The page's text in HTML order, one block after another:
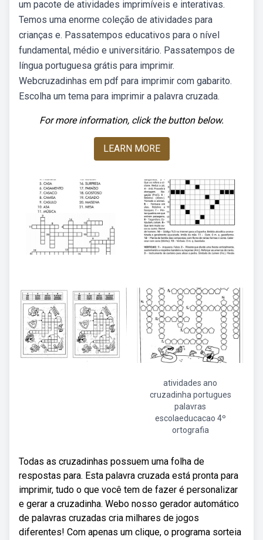
um pacote de atividades imprimíveis e interativas.
Temos uma enorme coleção de atividades para
crianças e. Passatempos educativos para o nível
fundamental, médio e universitário. Passatempos de
língua portuguesa grátis para imprimir.
Webcruzadinhas em pdf para imprimir com gabarito.
Escolha um tema para imprimir a palavra cruzada.
For more information, click the button below.
LEARN MORE
atividades ano
cruzadinha portugues
palavras
escolaeducacao 4º
ortografia
Todas as cruzadinhas possuem uma folha de
respostas para. Esta palavra cruzada está pronta para
imprimir, tudo o que você tem de fazer é personalizar
e gerar a cruzadinha. Webo nosso gerador automático
de palavras cruzadas cria milhares de jogos
diferentes! Com apenas um clique, o programa sorteia